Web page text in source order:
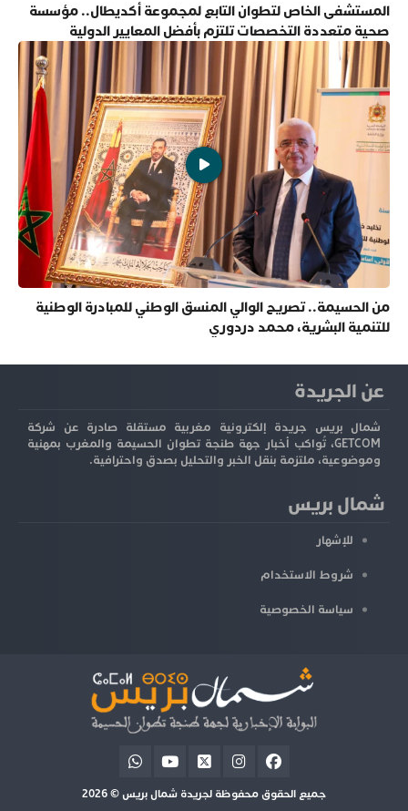
المستشفى الخاص لتطوان التابع لمجموعة أكديطال.. مؤسسة
صحية متعددة التخصصات تلتزم بأفضل المعايير الدولية
من الحسيمة.. تصريح الوالي المنسق الوطني للمبادرة الوطنية
للتنمية البشرية، محمد دردوري
عن الجريدة
شمال بريس جريدة إلكترونية مغربية مستقلة صادرة عن شركة
GETCOM، تُواكب أخبار جهة طنجة تطوان الحسيمة والمغرب بمهنية
وموضوعية، ملتزمة بنقل الخبر والتحليل بصدق واحترافية.
شمال بريس
للإشهار
شروط الاستخدام
سياسة الخصوصية
جميع الحقوق محفوظة لجريدة شمال بريس © 2026